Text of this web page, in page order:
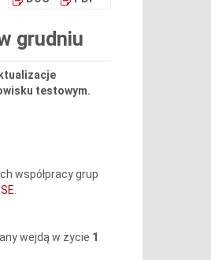
grudniu
testowym.
współpracy grup
wejdą w życie 1